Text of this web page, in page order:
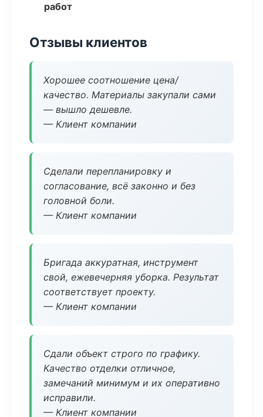
работ
Отзывы клиентов
Хорошее соотношение цена/
качество. Материалы закупали сами
— вышло дешевле.
— Клиент компании
Сделали перепланировку и
согласование, всё законно и без
головной боли.
— Клиент компании
Бригада аккуратная, инструмент
свой, ежевечерняя уборка. Результат
соответствует проекту.
— Клиент компании
Сдали объект строго по графику.
Качество отделки отличное,
замечаний минимум и их оперативно
исправили.
— Клиент компании